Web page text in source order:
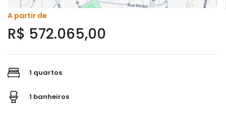
A partir de
R$ 572.065,00
1 quartos
1 banheiros